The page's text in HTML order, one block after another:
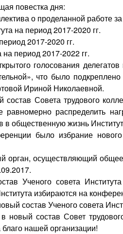
повестка дня:
о проделанной работе
на период 2017-2020 гг.
2017-2020 гг.
период 2017-2022 гг.
голосования
что было
Ириной Николаевной.
состав Совета трудового
равномерно распределить
в общественную жизнь
было избрание
орган, осуществляющий
Ученого совета
избираются на
состав Ученого совета
новый состав Совет
нашей организации!